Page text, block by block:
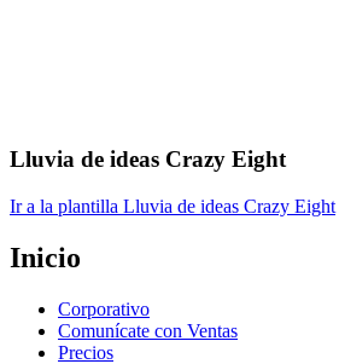
Lluvia de ideas Crazy Eight
Ir a la plantilla Lluvia de ideas Crazy Eight
Inicio
Corporativo
Comunícate con Ventas
Precios